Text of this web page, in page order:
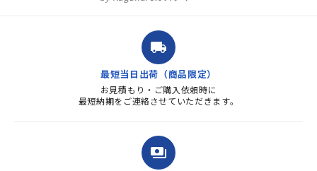
ました。商品到着も早く、品
質・使いやすさで満足していま
す。また、リピートするときは
よろしくお...
local_shipping
最短当日出荷（商品限定）
お見積もり・ご購入依頼時に
最短納期をご連絡させていただきます。
payments